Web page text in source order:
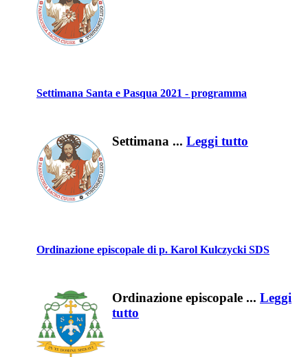
Settimana Santa e Pasqua 2021 - programma
Settimana ... Leggi tutto
Ordinazione episcopale di p. Karol Kulczycki SDS
Ordinazione episcopale ... Leggi
tutto